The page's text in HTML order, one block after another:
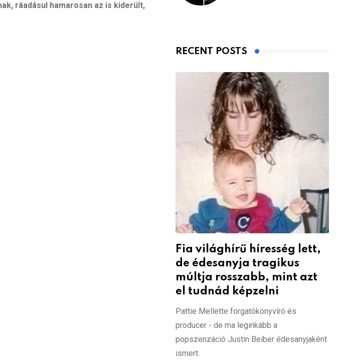
ráadásul hamarosan az is kiderült,
RECENT POSTS
Fia világhírű híresség lett,
de édesanyja tragikus
múltja rosszabb, mint azt
el tudnád képzelni
Pattie Mellette forgatókönyvíró és
producer - de ma leginkább a
popszenzáció Justin Beiber édesanyjaként
ismert.